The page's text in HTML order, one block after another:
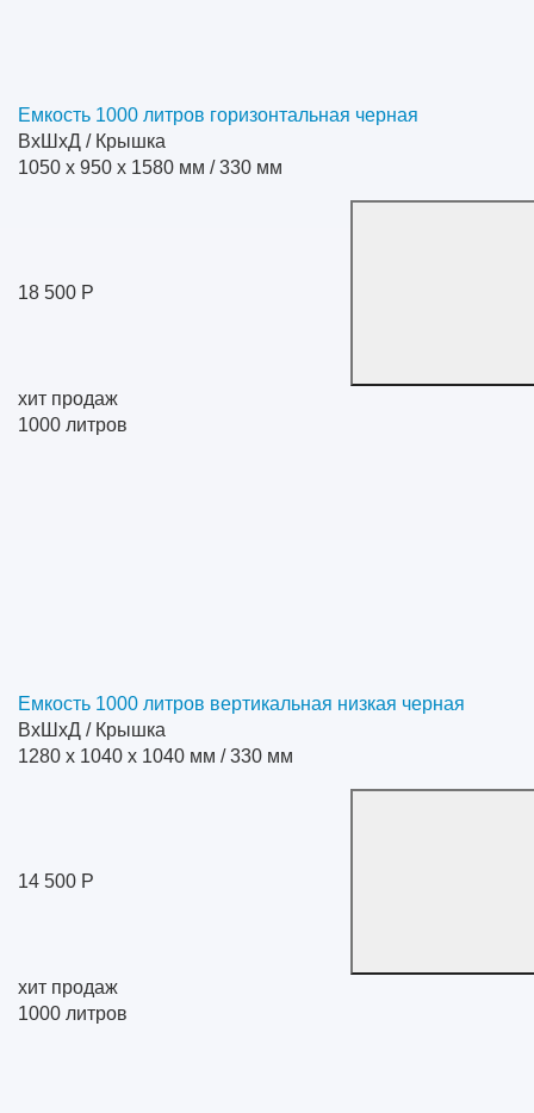
Емкость 1000 литров горизонтальная черная
ВхШхД / Крышка
1050 x 950 x 1580 мм / 330 мм
18 500 Р
хит продаж
1000 литров
Емкость 1000 литров вертикальная низкая черная
ВхШхД / Крышка
1280 x 1040 x 1040 мм / 330 мм
14 500 Р
хит продаж
1000 литров